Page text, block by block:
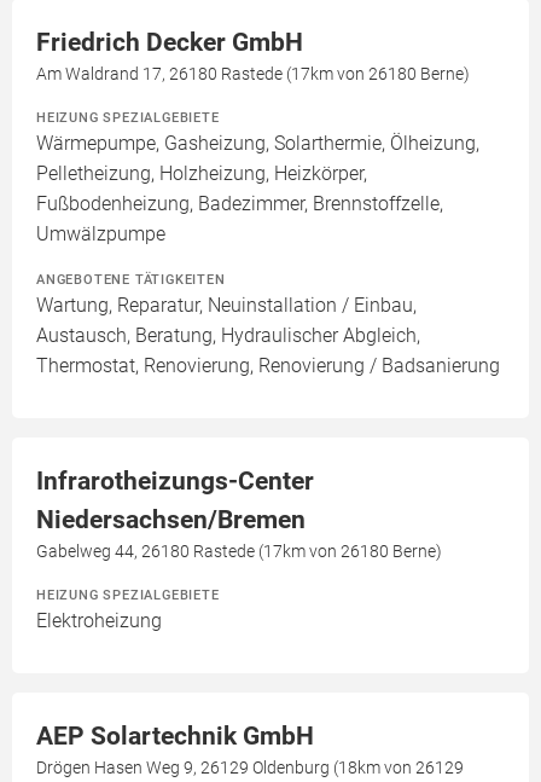
Friedrich Decker GmbH
Am Waldrand 17, 26180 Rastede (17km von 26180 Berne)
HEIZUNG SPEZIALGEBIETE
Wärmepumpe, Gasheizung, Solarthermie, Ölheizung,
Pelletheizung, Holzheizung, Heizkörper,
Fußbodenheizung, Badezimmer, Brennstoffzelle,
Umwälzpumpe
ANGEBOTENE TÄTIGKEITEN
Wartung, Reparatur, Neuinstallation / Einbau,
Austausch, Beratung, Hydraulischer Abgleich,
Thermostat, Renovierung, Renovierung / Badsanierung
Infrarotheizungs-Center
Niedersachsen/Bremen
Gabelweg 44, 26180 Rastede (17km von 26180 Berne)
HEIZUNG SPEZIALGEBIETE
Elektroheizung
AEP Solartechnik GmbH
Drögen Hasen Weg 9, 26129 Oldenburg (18km von 26129